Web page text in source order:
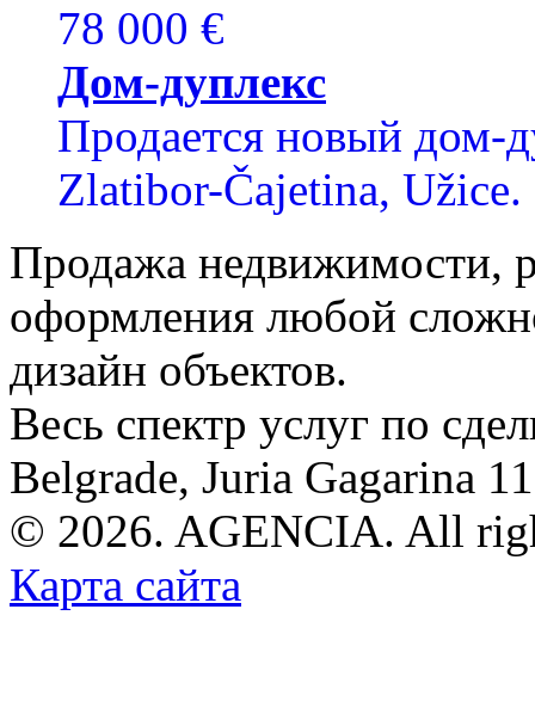
78 000 €
Дом-дуплекс
Продается новый дом-
Zlatibor-Čajetina, Užice.
Продажа недвижимости,
оформления любой
дизайн объектов.
Весь спектр услуг по
Belgrade, Juria Gagarina
© 2026. AGENCIA. All
Карта сайта